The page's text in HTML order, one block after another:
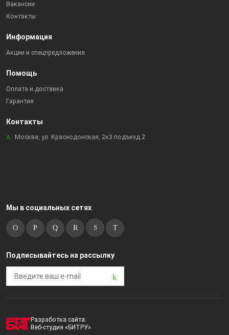
Вакансии
Контакты
Информация
Акции и спецпредложения
Помощь
Оплата и доставка
Гарантия
Контакты
Москва, ул. Краснодонская, 2к3 подъезд 2
Мы в социальных сетях
Подписывайтесь на рассылку
Разработка сайта:
Веб-студия «БИТРУ»